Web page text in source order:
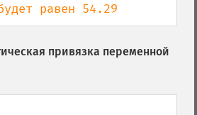
равен 54.29
привязка переменной